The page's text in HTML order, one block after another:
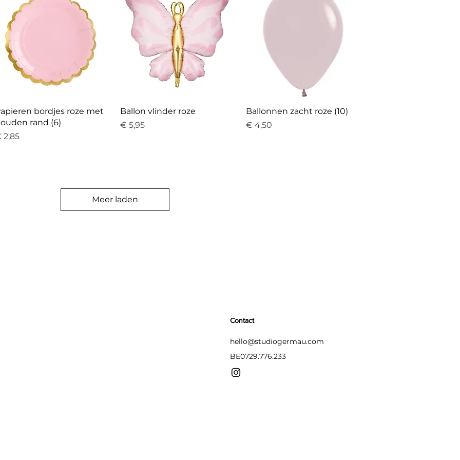
Snel overzicht
bordjes roze met
rand (6)
2,85
Snel overzicht
Ballon vlinder roze
Prijs
€ 5,95
Snel overzicht
Ballonnen zacht roze (10)
Prijs
€ 4,50
Meer laden
Contact
hello@studiogermau.com
BE0729.776.233